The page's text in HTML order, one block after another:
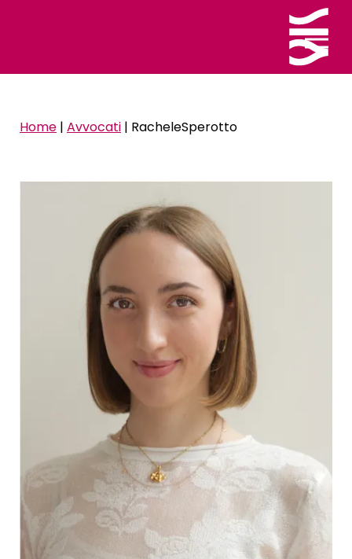
Home | Avvocati | RacheleSperotto